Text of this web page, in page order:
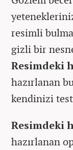
resimli
gizli bir
Resimdeki
hazırlanan
kendinizi
Resimdeki
hazırlanan